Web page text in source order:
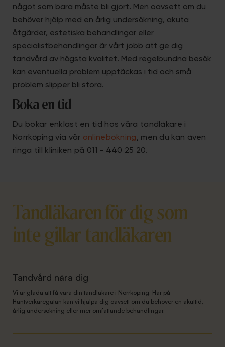
något som bara måste bli gjort. Men oavsett om du
behöver hjälp med en årlig undersökning, akuta
åtgärder, estetiska behandlingar eller
specialistbehandlingar är vårt jobb att ge dig
tandvård av högsta kvalitet. Med regelbundna besök
kan eventuella problem upptäckas i tid och små
problem slipper bli stora.
Boka en tid
Du bokar enklast en tid hos våra tandläkare i
Norrköping via vår onlinebokning, men du kan även
ringa till kliniken på 011 - 440 25 20.
Tandläkaren för dig som
inte gillar tandläkaren
Tandvård nära dig
Vi är glada att få vara din tandläkare i Norrköping. Här på
Hantverkaregatan kan vi hjälpa dig oavsett om du behöver en akuttid,
årlig undersökning eller mer omfattande behandlingar.